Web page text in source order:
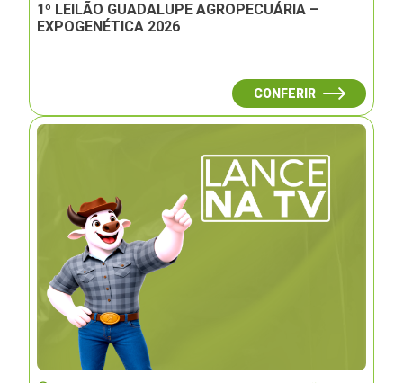
1º LEILÃO GUADALUPE AGROPECUÁRIA –
EXPOGENÉTICA 2026
CONFERIR